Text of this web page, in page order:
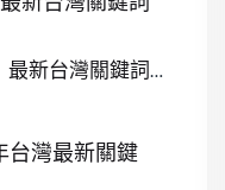
嘉義網站優化生成爆款標題：最新台灣關鍵詞策略大公開